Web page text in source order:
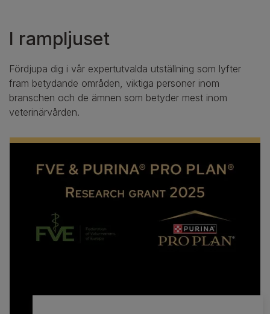
I rampljuset
Fördjupa dig i vår expertutvalda utställning som lyfter
fram betydande områden, viktiga personer inom
branschen och de ämnen som betyder mest inom
veterinärvården.